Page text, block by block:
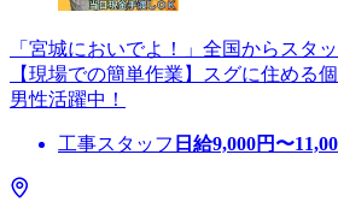
「宮城においでよ！」全国からスタ
【現場での簡単作業】スグに住める
男性活躍中！
工事スタッフ 日給9,000円〜